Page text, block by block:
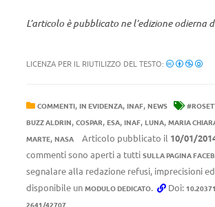
L’articolo è pubblicato ne l’edizione odierna
LICENZA PER IL RIUTILIZZO DEL TESTO:
COMMENTI, IN EVIDENZA, INAF, NEWS
BUZZ ALDRIN, COSPAR, ESA, INAF, LUNA, MARIA
MARTE, NASA Articolo pubblicato il 10/01/
commenti sono aperti a tutti SULLA PAGINA
segnalare alla redazione refusi, imprecisioni
disponibile un MODULO DEDICATO. Doi:
2641/42707